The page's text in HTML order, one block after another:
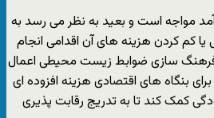
مواجه است و بعید به نظر می رسد به
یا کم کردن هزینه های آن اقدامی انجام
فرهنگ سازی ضوابط زیست محیطی اعمال
بنگاه های اقتصادی هزینه افزوده ای
کمک کند تا به تدریج رقابت پذیری